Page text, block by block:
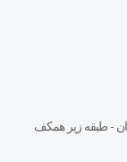
- طبقه زير همكف